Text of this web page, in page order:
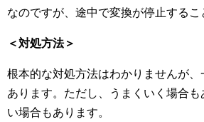
なのですが、途中で変換が停止するこ
＜対処方法＞
根本的な対処方法はわかりませんが
あります。ただし、うまくいく場合
い場合もあります。